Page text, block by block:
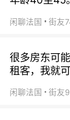
闲聊法国
很多房东可
租客，我就
闲聊法国